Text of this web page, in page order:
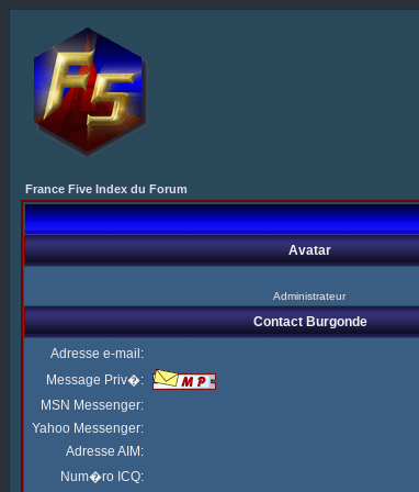
France Five Index du Forum
Avatar
Administrateur
Contact Burgonde
Adresse e-mail:
Message Priv�:
MSN Messenger:
Yahoo Messenger:
Adresse AIM:
Num�ro ICQ: